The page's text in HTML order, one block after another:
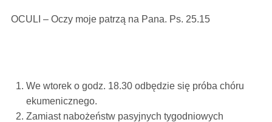
OCULI – Oczy moje patrzą na Pana. Ps. 25.15
We wtorek o godz. 18.30 odbędzie się próba chóru
ekumenicznego.
Zamiast nabożeństw pasyjnych tygodniowych